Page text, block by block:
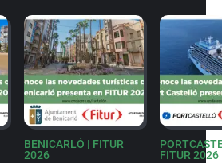
BENICARLÓ | FITUR
2026
FITUR 2026